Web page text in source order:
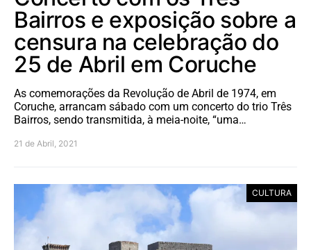
Bairros e exposição sobre a
censura na celebração do
25 de Abril em Coruche
As comemorações da Revolução de Abril de 1974, em
Coruche, arrancam sábado com um concerto do trio Três
Bairros, sendo transmitida, à meia-noite, “uma…
21 de Abril, 2021
CULTURA